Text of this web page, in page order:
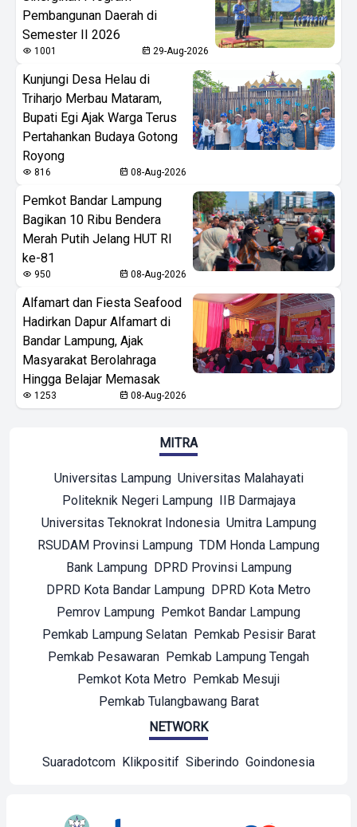
Pembangunan Daerah di
Semester II 2026
1001 29-Aug-2026
Kunjungi Desa Helau di
Triharjo Merbau Mataram,
Bupati Egi Ajak Warga Terus
Pertahankan Budaya Gotong
Royong
816 08-Aug-2026
Pemkot Bandar Lampung
Bagikan 10 Ribu Bendera
Merah Putih Jelang HUT RI
ke-81
950 08-Aug-2026
Alfamart dan Fiesta Seafood
Hadirkan Dapur Alfamart di
Bandar Lampung, Ajak
Masyarakat Berolahraga
Hingga Belajar Memasak
1253 08-Aug-2026
MITRA
Universitas Lampung Universitas Malahayati
Politeknik Negeri Lampung IIB Darmajaya
Universitas Teknokrat Indonesia Umitra Lampung
RSUDAM Provinsi Lampung TDM Honda Lampung
Bank Lampung DPRD Provinsi Lampung
DPRD Kota Bandar Lampung DPRD Kota Metro
Pemrov Lampung Pemkot Bandar Lampung
Pemkab Lampung Selatan Pemkab Pesisir Barat
Pemkab Pesawaran Pemkab Lampung Tengah
Pemkot Kota Metro Pemkab Mesuji
Pemkab Tulangbawang Barat
NETWORK
Suaradotcom Klikpositif Siberindo Goindonesia